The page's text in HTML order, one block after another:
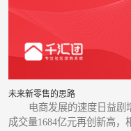
未来新零售的思路
电商发展的速度日益剧
成交量1684亿元再创新高，